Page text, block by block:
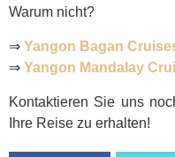
Warum nicht?
⇒ Yangon Bagan
⇒ Yangon Mandalay
Kontaktieren Sie uns
Ihre Reise zu erhalten!